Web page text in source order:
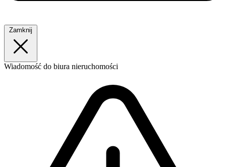
Zamknij
Wiadomość do biura nieruchomości